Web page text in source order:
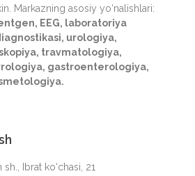
Markazning asosiy yo‘nalishlari:
EEG, laboratoriya
urologiya,
travmatologiya,
gastroenterologiya,
sh., Ibrat ko‘chasi, 21